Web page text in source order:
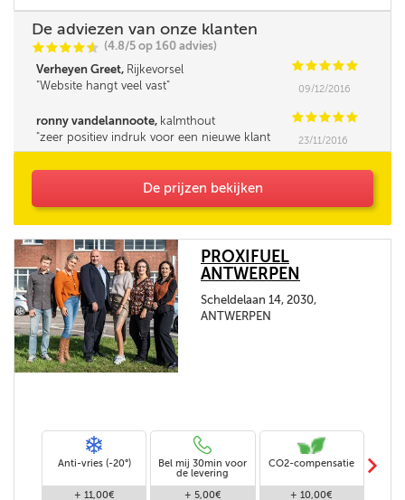
De adviezen van onze klanten
CCCCi
@ (4.8/5 op 160 advies)
Verheyen Greet, Rijkevorsel CCCCC
Website hangt veel vast
09/12/2016
ronny vandelannoote, kalmthout CCCCC
zeer positiev indruk voor een nieuwe klant
bedankt
23/11/2016
De prijzen bekijken
PROXIFUEL
ANTWERPEN
Scheldelaan 14, 2030,
ANTWERPEN
Anti-vries (-20°)
+ 11,00€
Bel mij 30min voor
de levering
+ 5,00€
CO2-compensatie
+ 10,00€
m